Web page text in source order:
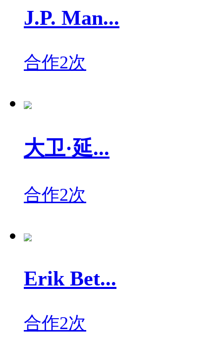
J.P. Man...
合作2次
大卫·延...
合作2次
Erik Bet...
合作2次